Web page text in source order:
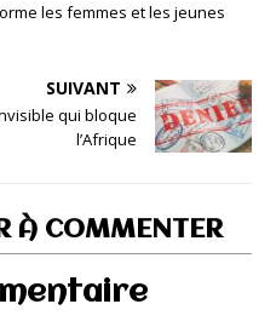
les femmes et les jeunes
SUIVANT
qui bloque
l’Afrique
À COMMENTER